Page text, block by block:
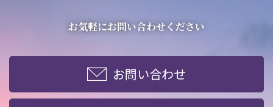
お気軽にお問い合わせください
お問い合わせ